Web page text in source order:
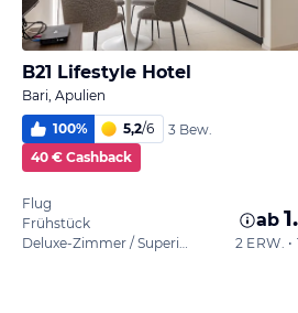
B21 Lifestyle Hotel
Bari, Apulien
100% 5,2/6
3 Bew.
40 € Cashback
Flug
Frühstück
Deluxe-Zimmer / Superior
ab
2 ERW.